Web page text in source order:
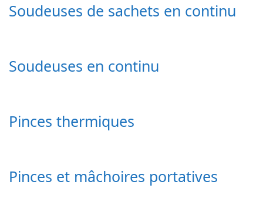
Soudeuses de sachets en continu
Soudeuses en continu
Pinces thermiques
Pinces et mâchoires portatives